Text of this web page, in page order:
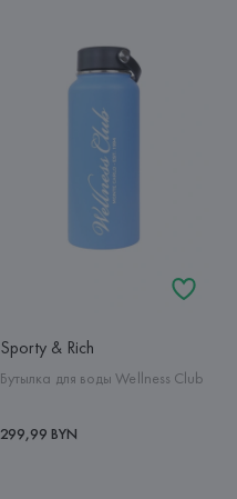
Sporty & Rich
Бутылка для воды Wellness Club
299,99 BYN